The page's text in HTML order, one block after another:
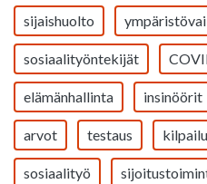
sijaishuolto
sosiaalityöntekijät
elämänhallinta insinöörit
arvot testaus
sosiaalityö